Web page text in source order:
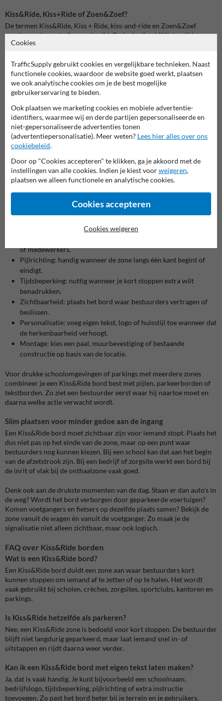
Kiss&Ride, Kiss+Ride of Zoen&Zoef?
De termen Kiss&Ride, Kiss + Ride, kiss-and-ride en Zoen&Zoef
worden vaak naast elkaar gebruikt. De bedoeling blijft dezelfde:
iemand snel en veilig afzetten of ophalen, zonder langdurig te
speelsere en kindvriendelijke variant.
Welke term je kiest, hangt af van je doelgroep. Bij een school of
crèche mag het bord wat vriendelijker en herkenbaarder zijn. Bij een
vaak beter. Belangrijk is dat bestuurders meteen snappen wat de zone
betekent.
Zo kies je het juiste Kiss&Ride bord
Begin bij de situatie op je terrein. Moet het bord alleen de zone
aanduiden, of wil je ook extra uitleg geven? Is er een tijdsbeperking
nodig? Moet de richting van de zone duidelijk zijn met een pijl? Of wil
je een bord met eigen tekst, schoolnaam, logo of specifieke
Let vooral op deze punten:
Boodschap: hou de tekst kort en duidelijk.
of medewerkers.
Pijlrichting: handig wanneer de zone langs één kant begint of
eindigt.
Tijdsbeperking: nuttig wanneer je kort stoppen extra wilt
benadrukken.
Zichtbaarheid: plaats het bord waar bestuurders vertragen of
beslissen.
Personalisatie: voeg eigen tekst, logo of huisstijl toe wanneer dat
de herkenbaarheid verhoogt.
Montage: kies een paal, muurbevestiging of bestaande
constructie op basis van de locatie.
Voor drukke schoolomgevingen of parkings met meerdere zones
combineer je een Kiss&Ride bord best met pijlen, parkeerborden of
tekstborden. Zo ziet een bestuurder eerst waar hij naartoe moet en
daarna welke actie verwacht wordt.
Slim plaatsen voor minder gedoe aan de ingang
Een Kiss&Ride bord moet zichtbaar zijn voor iemand stopt. Plaats het
dus niet pas op het einde van de zone, maar op een punt waar
bestuurders nog kunnen kiezen. Bij een school kan dat aan het begin
van de afzetstrook zijn. Bij een bedrijf of zorgsite werkt een bord bij
de inrit of vlak bij de onthaalzone vaak goed.
Denk ook aan de drukste momenten van de dag. Staan er dan auto’s in
de weg? Wordt het bord verborgen door geparkeerde voertuigen?
Komen voetgangers en fietsers op dezelfde plaats samen? Bekijk de
zone vanuit de wagen én vanuit de voetganger. Zo maak je de
signalisatie niet alleen zichtbaar, maar ook logisch.
FAQ over Kiss&Ride borden
Wat is een Kiss&Ride bord?
Een Kiss&Ride bord duidt een zone aan waar bestuurders kort
kunnen stoppen om iemand af te zetten of op te halen. Het wordt
vaak gebruikt bij scholen, crèches, zorgsites, sportclubs, kantoren en
parkings.
Is Kiss&Ride hetzelfde als parkeren?
Nee, een Kiss&Ride zone is bedoeld voor kort stoppen. De bestuurder
blijft niet langdurig geparkeerd, maar laat iemand snel in- of
uitstappen en rijdt daarna weer verder.
Kan ik een Kiss&Ride bord met eigen tekst laten maken?
Ja, dat is vaak handig. Je kunt bijvoorbeeld een schoolnaam,
bedrijfslogo, tijdsbeperking, pijlrichting of extra instructie
toevoegen. Zo past het bord beter bij je terrein en je gebruikers.
Cookies
TrafficSupply gebruikt cookies en vergelijkbare technieken. Naast
functionele cookies, waardoor de website goed werkt, plaatsen
we ook analytische cookies om je de best mogelijke
gebruikerservaring te bieden.
Ook plaatsen we marketing cookies en mobiele advertentie-
identifiers, waarmee wij en derde partijen gepersonaliseerde en
niet-gepersonaliseerde advertenties tonen
(advertentiepersonalisatie). Meer weten? Lees hier alles over ons
cookiebeleid.
Door op "Cookies accepteren" te klikken, ga je akkoord met de
instellingen van alle cookies. Indien je kiest voorweigeren,
plaatsen we alleen functionele en analytische cookies.
Cookies accepteren
Cookies weigeren